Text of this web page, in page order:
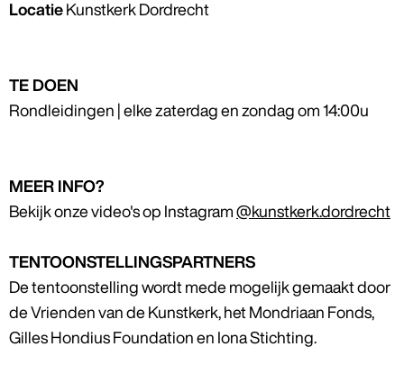
Locatie Kunstkerk Dordrecht
TE DOEN
Rondleidingen | elke zaterdag en zondag om 14:00u
MEER INFO?
Bekijk onze video's op Instagram @kunstkerk.dordrecht
TENTOONSTELLINGSPARTNERS
De tentoonstelling wordt mede mogelijk gemaakt door
de Vrienden van de Kunstkerk, het Mondriaan Fonds,
Gilles Hondius Foundation en Iona Stichting.